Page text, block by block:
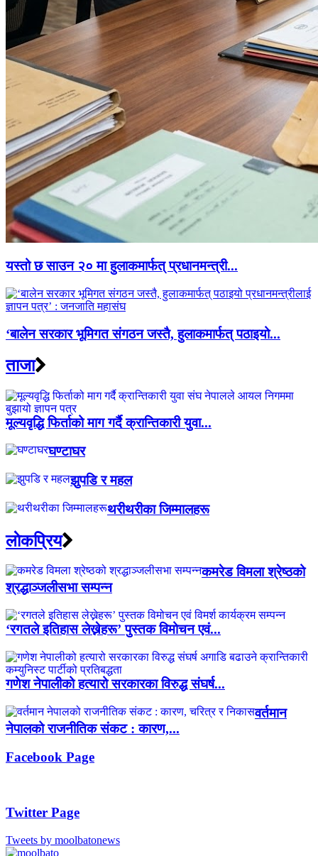
यस्तो छ साउन २० मा हुलाकमार्फत् प्रधानमन्त्री...
‘बालेन सरकार भूमिगत संगठन जस्तै, हुलाकमार्फत् पठाइयो...
ताजा
मूल्यवृद्धि फिर्ताको माग गर्दै क्रान्तिकारी युवा...
घण्टाघर
झुपडि र महल
थरीथरीका जिम्मालहरू
लाेकप्रिय
कमरेड विमला श्रेष्ठको
श्रद्धाञ्जलीसभा सम्पन्न
‘रगतले इतिहास लेख्नेहरू’ पुस्तक विमोचन एवं...
गणेश नेपालीको हत्यारो सरकारका विरुद्ध संघर्ष...
वर्तमान
नेपालको राजनीतिक संकट : कारण,...
Facebook Page
Twitter Page
Tweets by moolbatonews